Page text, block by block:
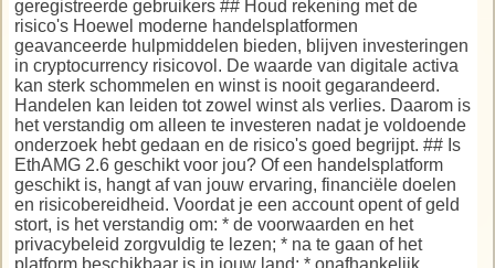
geregistreerde gebruikers ## Houd rekening met de
risico's Hoewel moderne handelsplatformen
geavanceerde hulpmiddelen bieden, blijven investeringen
in cryptocurrency risicovol. De waarde van digitale activa
kan sterk schommelen en winst is nooit gegarandeerd.
Handelen kan leiden tot zowel winst als verlies. Daarom is
het verstandig om alleen te investeren nadat je voldoende
onderzoek hebt gedaan en de risico's goed begrijpt. ## Is
EthAMG 2.6 geschikt voor jou? Of een handelsplatform
geschikt is, hangt af van jouw ervaring, financiële doelen
en risicobereidheid. Voordat je een account opent of geld
stort, is het verstandig om: * de voorwaarden en het
privacybeleid zorgvuldig te lezen; * na te gaan of het
platform beschikbaar is in jouw land; * onafhankelijk